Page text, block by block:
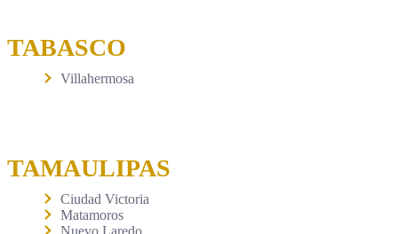
TABASCO
Villahermosa
TAMAULIPAS
Ciudad Victoria
Matamoros
Nuevo Laredo